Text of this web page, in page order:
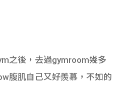
之後，去過gymroom幾多
腹肌自己又好羨慕，不如的